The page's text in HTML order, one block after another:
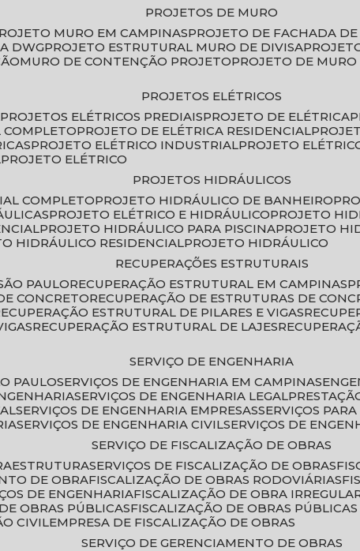
PROJETOS DE MURO
PROJETO MURO EM CAMPINAS PROJETO DE FACHADA
DWG
PROJETO ESTRUTURAL MURO DE DIVISA
MURO DE CONTENÇÃO PROJETO PROJETO DE
PROJETOS ELÉTRICOS
PROJETOS ELÉTRICOS PREDIAIS PROJETO DE ELÉTRICA
COMPLETO
PROJETO DE ELÉTRICA RESIDENCIAL
PROJETO ELÉTRICO INDUSTRIAL
PROJETO
PROJETO ELÉTRICO
PROJETOS HIDRÁULICOS
COMPLETO
PROJETO HIDRÁULICO DE BANHEIRO
PROJETO ELÉTRICO E HIDRÁULICO
PROJETO
PROJETO HIDRÁULICO PARA PISCINA
PROJETO
HIDRÁULICO RESIDENCIAL
PROJETO HIDRÁULICO
RECUPERAÇÕES ESTRUTURAIS
PAULO
RECUPERAÇÃO ESTRUTURAL EM CAMPINAS
CONCRETO
RECUPERAÇÃO DE ESTRUTURAS DE
RECUPERAÇÃO ESTRUTURAL DE PILARES E VIGAS
RECUPERAÇÃO ESTRUTURAL DE LAJES
SERVIÇO DE ENGENHARIA
PAULO SERVIÇOS DE ENGENHARIA EM CAMPINAS
SERVIÇOS DE ENGENHARIA LEGAL
SERVIÇOS DE ENGENHARIA EMPRESAS SERVIÇOS
SERVIÇOS DE ENGENHARIA CIVIL SERVIÇOS DE
SERVIÇO DE FISCALIZAÇÃO DE OBRAS
SERVIÇOS DE FISCALIZAÇÃO DE OBRAS
DE OBRA FISCALIZAÇÃO DE OBRAS RODOVIÁRIAS
DE ENGENHARIA FISCALIZAÇÃO DE OBRA
OBRAS PÚBLICAS
FISCALIZAÇÃO DE OBRAS
CIVIL EMPRESA DE FISCALIZAÇÃO DE OBRAS
SERVIÇO DE GERENCIAMENTO DE OBRAS